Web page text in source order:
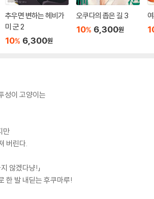
추우면 변하는 헤비가
미 군 2
10% 6,300원
오쿠다의 좁은 길 3
10% 6,300원
성이 고양이는
만
버린다.
않겠다냥!」
한 발 내딛는 후쿠마루!